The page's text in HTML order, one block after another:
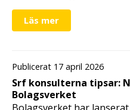
Läs mer
Publicerat 17 april 2026
Srf konsulterna tipsar:
Bolagsverket